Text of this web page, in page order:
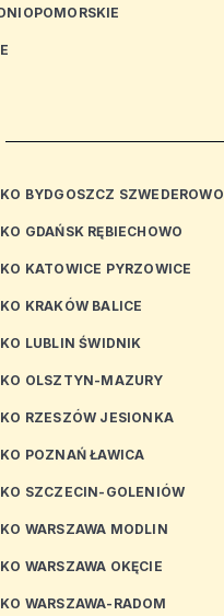
BYDGOSZCZ SZWEDEROWO
GDAŃSK RĘBIECHOWO
KATOWICE PYRZOWICE
KRAKÓW BALICE
LUBLIN ŚWIDNIK
OLSZTYN-MAZURY
RZESZÓW JESIONKA
POZNAŃ ŁAWICA
SZCZECIN-GOLENIÓW
WARSZAWA MODLIN
WARSZAWA OKĘCIE
WARSZAWA-RADOM